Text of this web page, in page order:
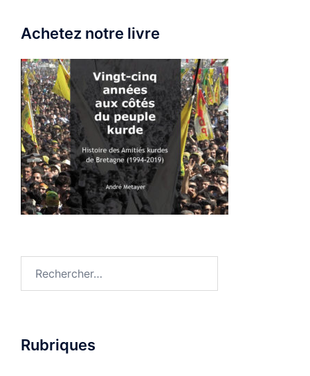
Achetez notre livre
Rubriques